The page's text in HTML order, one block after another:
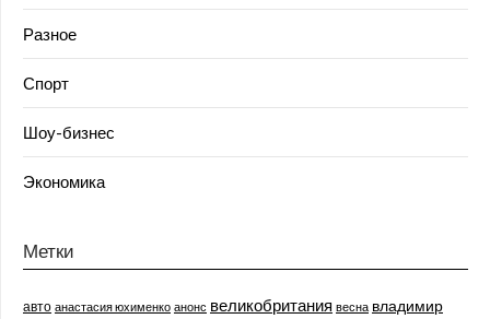
Разное
Спорт
Шоу-бизнес
Экономика
Метки
авто анастасия юхименко анонс великобритания весна владимир